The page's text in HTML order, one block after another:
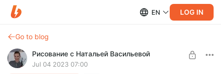
EN LOG IN
Go to blog
Рисование с Натальей Васильевой
Jul 04 2023 07:00